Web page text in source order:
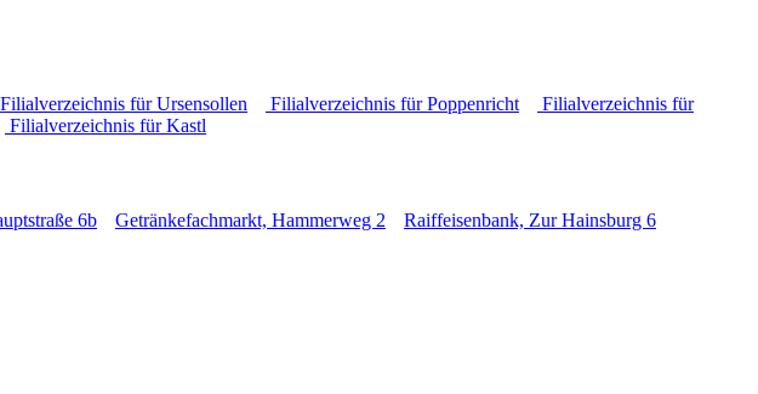
Filialverzeichnis für Ursensollen Filialverzeichnis für Poppenricht
Filialverzeichnis für
Filialverzeichnis für Kastl
6b Getränkefachmarkt, Hammerweg 2 Raiffeisenbank, Zur Hainsburg 6